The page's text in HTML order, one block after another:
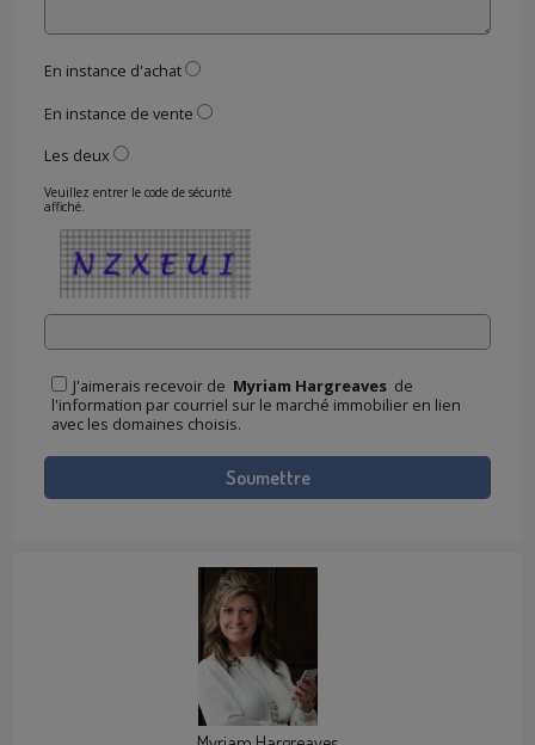
En instance d'achat
En instance de vente
Les deux
Veuillez entrer le code de sécurité
affiché.
J'aimerais recevoir de Myriam Hargreaves de
l'information par courriel sur le marché immobilier en lien
avec les domaines choisis.